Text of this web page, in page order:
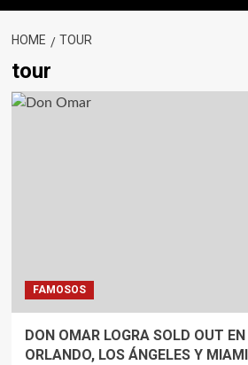
HOME TOUR
tour
FAMOSOS
DON OMAR LOGRA SOLD OUT EN
ORLANDO, LOS ÁNGELES Y